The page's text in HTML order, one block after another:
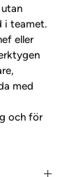
i teamet.
eller
med
och för